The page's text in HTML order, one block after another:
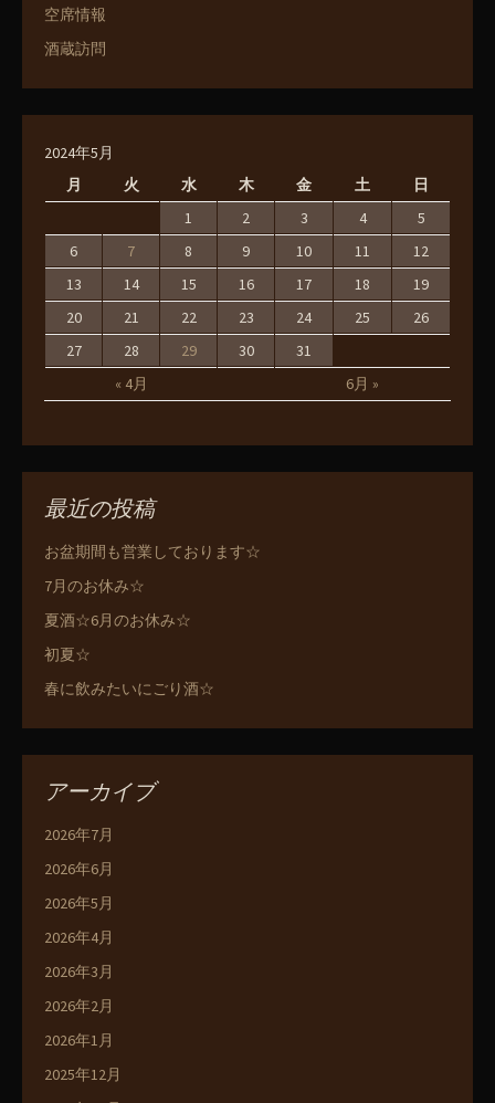
空席情報
酒蔵訪問
2024年5月
月
火 水 木 金 土 日
« 4月 6月 »
1 2 3 4
5
6
7 8 9 10 11
12
13
14 15 16 17 18
19
20
21 22 23 24 25
26
27
28 29 30 31
最近の投稿
お盆期間も営業しております☆
7月のお休み☆
夏酒☆6月のお休み☆
初夏☆
春に飲みたいにごり酒☆
アーカイブ
2026年7月
2026年6月
2026年5月
2026年4月
2026年3月
2026年2月
2026年1月
2025年12月